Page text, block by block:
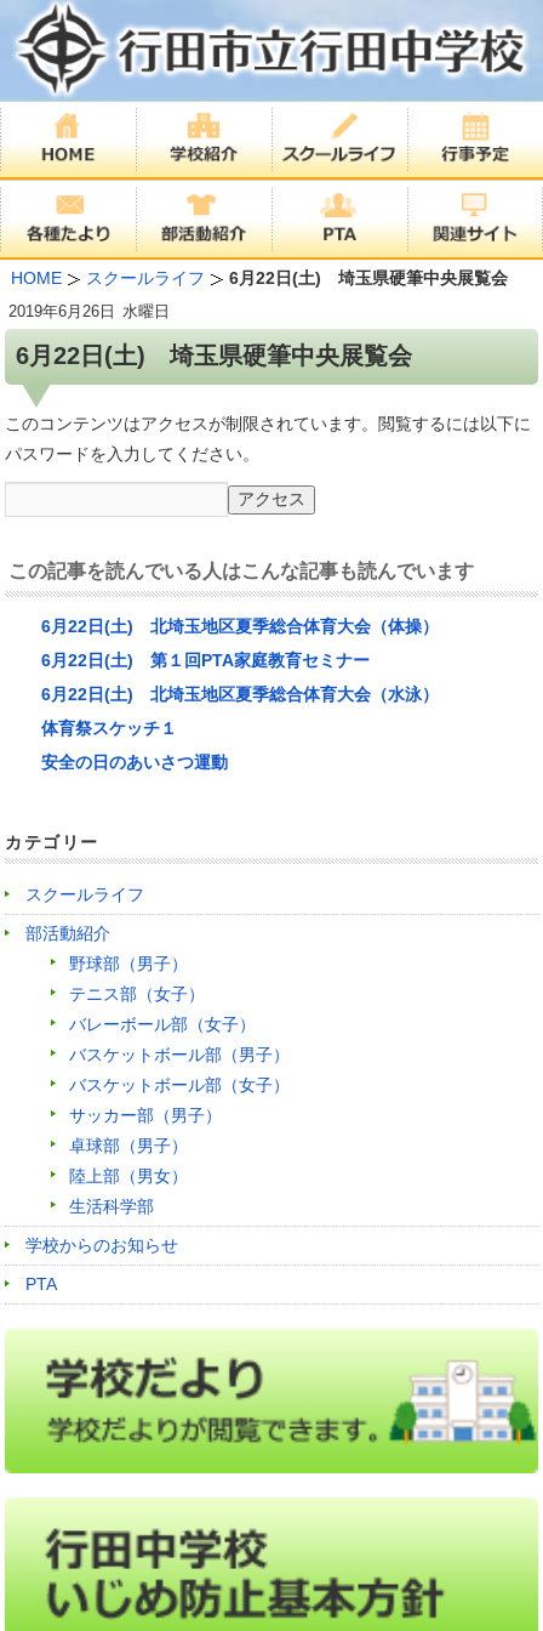
HOME スクールライフ 6月22日(土) 埼玉県硬筆中央展覧会
6月22日(土) 埼玉県硬筆中央展覧会
2019年6月26日 水曜日
このコンテンツはアクセスが制限されています。閲覧するには以下に
パスワードを入力してください。
この記事を読んでいる人はこんな記事も読んでいます
6月22日(土) 北埼玉地区夏季総合体育大会（体操）
6月22日(土) 第１回PTA家庭教育セミナー
6月22日(土) 北埼玉地区夏季総合体育大会（水泳）
体育祭スケッチ１
安全の日のあいさつ運動
カテゴリー
スクールライフ
部活動紹介
野球部（男子）
テニス部（女子）
バレーボール部（女子）
バスケットボール部（男子）
バスケットボール部（女子）
サッカー部（男子）
卓球部（男子）
陸上部（男女）
生活科学部
学校からのお知らせ
PTA